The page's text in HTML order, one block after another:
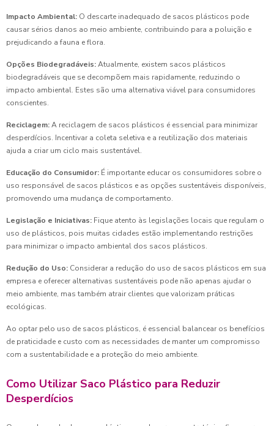
Impacto Ambiental: O descarte inadequado de sacos plásticos pode
causar sérios danos ao meio ambiente, contribuindo para a poluição e
prejudicando a fauna e flora.
Opções Biodegradáveis:Atualmente, existem sacos plásticos
biodegradáveis que se decompõem mais rapidamente, reduzindo o
impacto ambiental. Estes são uma alternativa viável para consumidores
conscientes.
Reciclagem:A reciclagem de sacos plásticos é essencial para minimizar
desperdícios. Incentivar a coleta seletiva e a reutilização dos materiais
ajuda a criar um ciclo mais sustentável.
Educação do Consumidor: É importante educar os consumidores sobre o
uso responsável de sacos plásticos e as opções sustentáveis disponíveis,
promovendo uma mudança de comportamento.
Legislação e Iniciativas: Fique atento às legislações locais que regulam o
uso de plásticos, pois muitas cidades estão implementando restrições
para minimizar o impacto ambiental dos sacos plásticos.
Redução do Uso: Considerar a redução do uso de sacos plásticos em sua
empresa e oferecer alternativas sustentáveis pode não apenas ajudar o
meio ambiente, mas também atrair clientes que valorizam práticas
ecológicas.
Ao optar pelo uso de sacos plásticos, é essencial balancear os benefícios
de praticidade e custo com as necessidades de manter um compromisso
com a sustentabilidade e a proteção do meio ambiente.
Como Utilizar Saco Plástico para Reduzir
Desperdícios